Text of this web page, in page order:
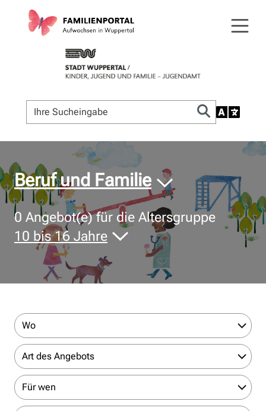
Beruf und Familie
0 Angebot(e) für die Altersgruppe
10 bis 16 Jahre
Wo
Art des Angebots
Für wen